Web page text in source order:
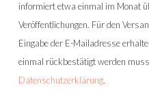
informiert etwa einmal im Monat
Veröffentlichungen. Für den
Eingabe der E-Mailadresse
einmal rückbestätigt werden
Datenschutzerklärung.